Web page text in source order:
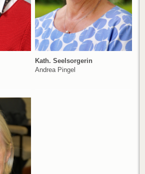
Kath. Seelsorgerin
Andrea Pingel